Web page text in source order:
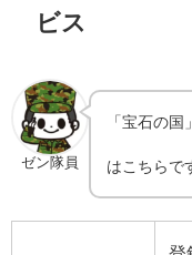
ビス
ゼン隊員
「宝石の
はこちらで